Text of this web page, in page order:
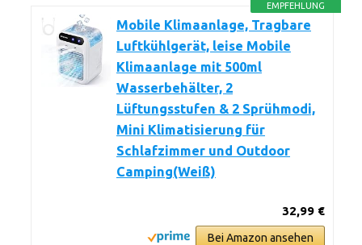
EMPFEHLUNG
Mobile Klimaanlage, Tragbare
Luftkühlgerät, leise Mobile
Klimaanlage mit 500ml
Wasserbehälter, 2
Lüftungsstufen & 2 Sprühmodi,
Mini Klimatisierung für
Schlafzimmer und Outdoor
Camping(Weiß)
32,99 €
Bei Amazon ansehen